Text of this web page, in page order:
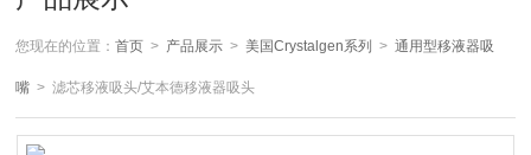
您现在的位置：首页 > 产品展示 >美国Crystalgen系列 >通用型移液器吸
嘴 > 滤芯移液吸头/艾本德移液器吸头